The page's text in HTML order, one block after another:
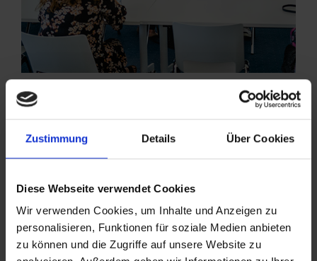
Zustimmung Details Über Cookies
Diese Webseite verwendet Cookies
Wir verwenden Cookies, um Inhalte und Anzeigen zu
personalisieren, Funktionen für soziale Medien anbieten
zu können und die Zugriffe auf unsere Website zu
Rauminfo
Größe 170 m²
Preise*
Ganzer Tag 350,-€